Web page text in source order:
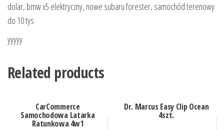
dolar, bmw x5 elektryczny, nowe subaru forester, samochód terenowy
do 10 tys
yyyyy
Related products
CarCommerce
Samochodowa Latarka
Ratunkowa 4w1
Dr. Marcus Easy Clip Ocean
4szt.